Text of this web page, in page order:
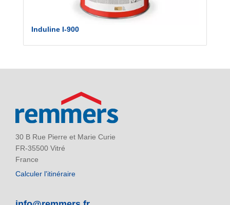
Induline I-900
30 B Rue Pierre et Marie Curie
FR-35500 Vitré
France
Calculer l'itinéraire